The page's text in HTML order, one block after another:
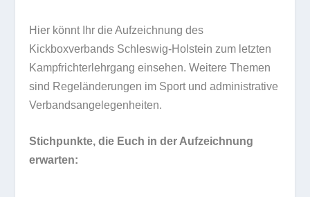
Hier könnt Ihr die Aufzeichnung des
Kickboxverbands Schleswig-Holstein zum letzten
Kampfrichterlehrgang einsehen. Weitere Themen
sind Regeländerungen im Sport und administrative
Verbandsangelegenheiten.
Stichpunkte, die Euch in der Aufzeichnung
erwarten: